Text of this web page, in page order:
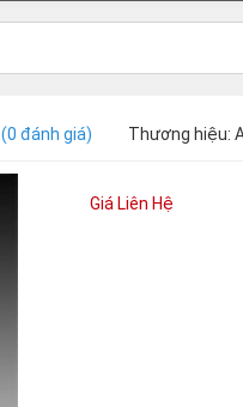
(0 đánh giá) Thương hiệu:
Giá Liên Hệ